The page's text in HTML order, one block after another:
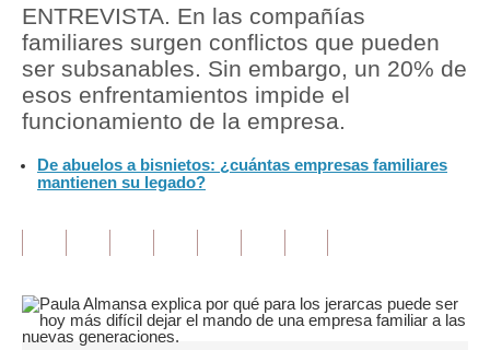
Finanzas Personales
Inmobiliarias
Plus G
Editorial
Pregunta de hoy
Tendencias
ENTREVISTA. En las compañías
familiares surgen conflictos que pueden
ser subsanables. Sin embargo, un 20% de
esos enfrentamientos impide el
funcionamiento de la empresa.
De abuelos a bisnietos: ¿cuántas empresas familiares
mantienen su legado?